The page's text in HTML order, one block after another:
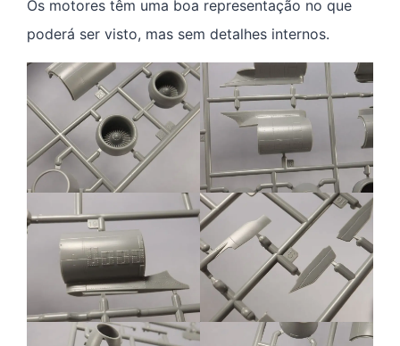
Os motores têm uma boa representação no que
poderá ser visto, mas sem detalhes internos.